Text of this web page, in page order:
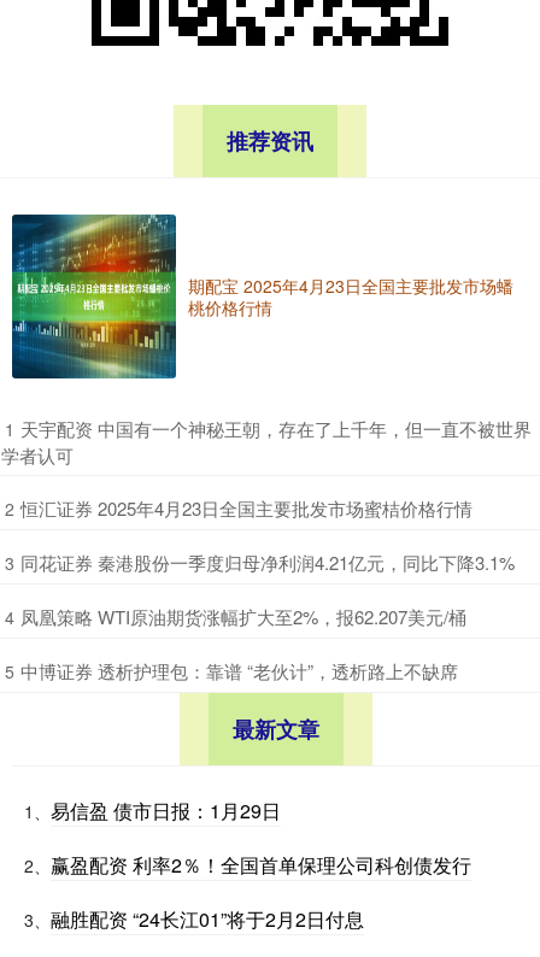
推荐资讯
期配宝 2025年4月23日全国主要批发市场蟠
桃价格行情
1 ​天宇配资 中国有一个神秘王朝，存在了上千年，但一直不被世界
学者认可
2 ​恒汇证券 2025年4月23日全国主要批发市场蜜桔价格行情
3 ​同花证券 秦港股份一季度归母净利润4.21亿元，同比下降3.1%
4 ​凤凰策略 WTI原油期货涨幅扩大至2%，报62.207美元/桶
5 ​中博证券 透析护理包：靠谱 “老伙计”，透析路上不缺席
最新文章
1、 易信盈 债市日报：1月29日
2、 赢盈配资 利率2％！全国首单保理公司科创债发行
3、 融胜配资 “24长江01”将于2月2日付息